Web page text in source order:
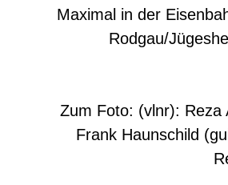
Maximal in der
Rodgau/
Zum Foto: (vlnr): Reza
Frank Haunschild